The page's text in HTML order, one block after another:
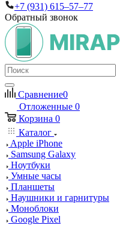
+7 (931) 615‒57‒77
Обратный звонок
Сравнение0
Отложенные 0
Корзина 0
Каталог
Apple iPhone
Samsung Galaxy
Ноутбуки
Умные часы
Планшеты
Наушники и гарнитуры
Моноблоки
Google Pixel